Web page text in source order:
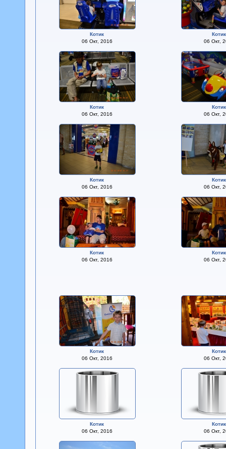
Котик
06 Окт, 2016
Котик
06 Окт,
Котик
06 Окт, 2016
Котик
06 Окт,
Котик
06 Окт, 2016
Котик
06 Окт,
Котик
06 Окт, 2016
Котик
06 Окт,
Котик
06 Окт, 2016
Котик
06 Окт,
Котик
06 Окт, 2016
Котик
06 Окт,